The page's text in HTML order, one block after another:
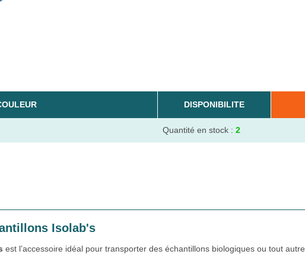
DISPONIBILITE
Quantité en stock : 2
Isolab's
est l’accessoire idéal pour transporter des échantillons biologiques ou tout autre